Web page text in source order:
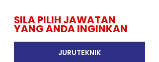
SILA PILIH JAWATAN
YANG ANDA INGINKAN
JURUTEKNIK